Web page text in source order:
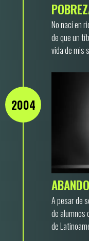
No nací en
de que un
vida de mis
A pesar de
de alumnos
de
2004